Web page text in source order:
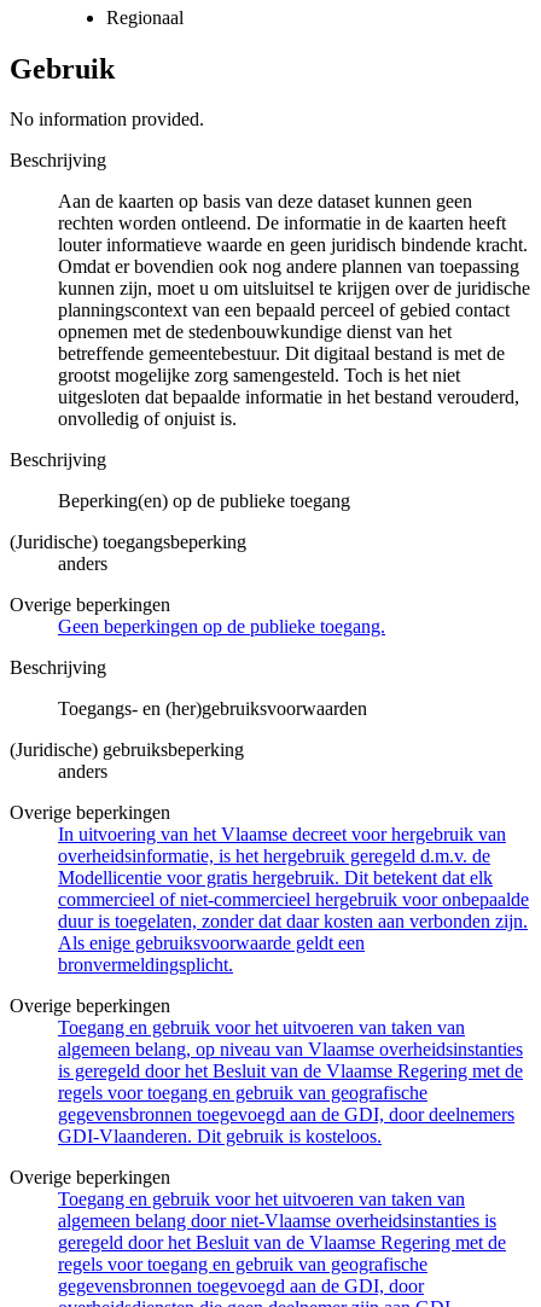
Regionaal
Gebruik
No information provided.
Beschrijving
Aan de kaarten op basis van deze dataset kunnen geen
rechten worden ontleend. De informatie in de kaarten heeft
louter informatieve waarde en geen juridisch bindende kracht.
Omdat er bovendien ook nog andere plannen van toepassing
kunnen zijn, moet u om uitsluitsel te krijgen over de juridische
planningscontext van een bepaald perceel of gebied contact
opnemen met de stedenbouwkundige dienst van het
betreffende gemeentebestuur. Dit digitaal bestand is met de
grootst mogelijke zorg samengesteld. Toch is het niet
uitgesloten dat bepaalde informatie in het bestand verouderd,
onvolledig of onjuist is.
Beschrijving
Beperking(en) op de publieke toegang
(Juridische) toegangsbeperking
anders
Overige beperkingen
Geen beperkingen op de publieke toegang.
Beschrijving
Toegangs- en (her)gebruiksvoorwaarden
(Juridische) gebruiksbeperking
anders
Overige beperkingen
In uitvoering van het Vlaamse decreet voor hergebruik van
overheidsinformatie, is het hergebruik geregeld d.m.v. de
Modellicentie voor gratis hergebruik. Dit betekent dat elk
commercieel of niet-commercieel hergebruik voor onbepaalde
duur is toegelaten, zonder dat daar kosten aan verbonden zijn.
Als enige gebruiksvoorwaarde geldt een
bronvermeldingsplicht.
Overige beperkingen
Toegang en gebruik voor het uitvoeren van taken van
algemeen belang, op niveau van Vlaamse overheidsinstanties
is geregeld door het Besluit van de Vlaamse Regering met de
regels voor toegang en gebruik van geografische
gegevensbronnen toegevoegd aan de GDI, door deelnemers
GDI-Vlaanderen. Dit gebruik is kosteloos.
Overige beperkingen
Toegang en gebruik voor het uitvoeren van taken van
algemeen belang door niet-Vlaamse overheidsinstanties is
geregeld door het Besluit van de Vlaamse Regering met de
regels voor toegang en gebruik van geografische
gegevensbronnen toegevoegd aan de GDI, door